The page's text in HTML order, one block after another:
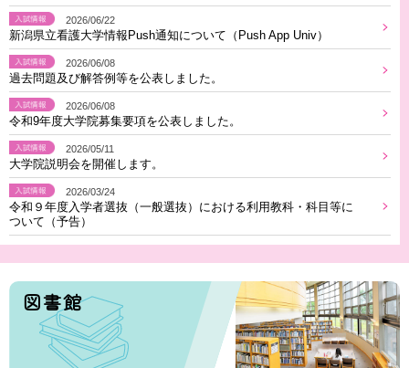
2026/06/22
新潟県立看護大学情報Push通知について（Push App Univ）
2026/06/08
過去問題及び解答例等を公表しました。
2026/06/08
令和9年度大学院募集要項を公表しました。
2026/05/11
大学院説明会を開催します。
2026/03/24
令和９年度入学者選抜（一般選抜）における利用教科・科目等に
ついて（予告）
図書館